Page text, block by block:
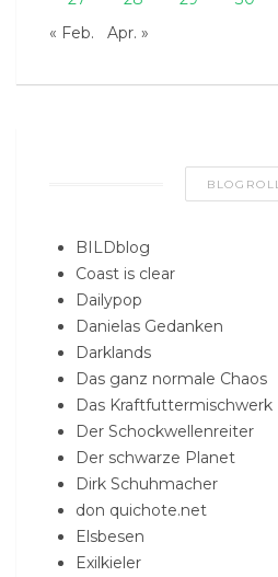
« Feb.
Apr. »
BLOGROLL
BILDblog
Coast is clear
Dailypop
Danielas Gedanken
Darklands
Das ganz normale Chaos
Das Kraftfuttermischwerk
Der Schockwellenreiter
Der schwarze Planet
Dirk Schuhmacher
don quichote.net
Elsbesen
Exilkieler